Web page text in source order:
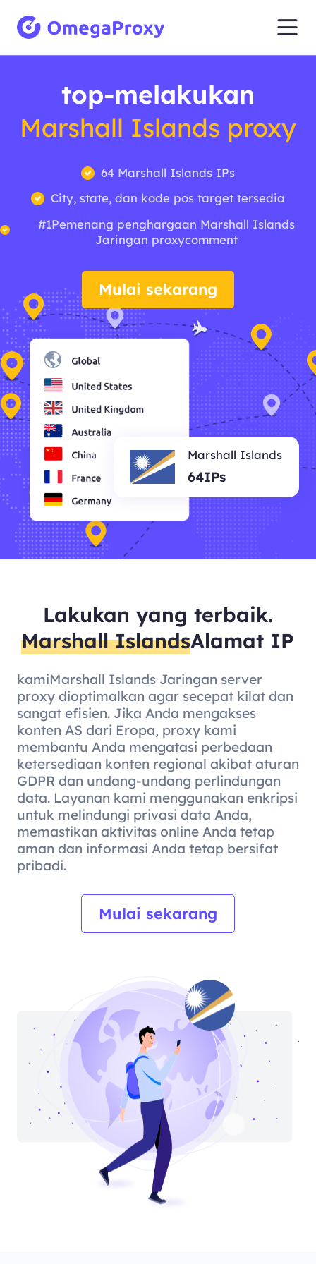
top-melakukan
Marshall Islands proxy
64 Marshall Islands IPs
City, state, dan kode pos target tersedia
#1Pemenang penghargaan Marshall Islands
Jaringan proxycomment
Mulai sekarang
Marshall Islands
64IPs
Lakukan yang terbaik.
Marshall IslandsAlamat IP
kamiMarshall Islands Jaringan server
proxy dioptimalkan agar secepat kilat dan
sangat efisien. Jika Anda mengakses
konten AS dari Eropa, proxy kami
membantu Anda mengatasi perbedaan
ketersediaan konten regional akibat aturan
GDPR dan undang-undang perlindungan
data. Layanan kami menggunakan enkripsi
untuk melindungi privasi data Anda,
memastikan aktivitas online Anda tetap
aman dan informasi Anda tetap bersifat
pribadi.
Mulai sekarang